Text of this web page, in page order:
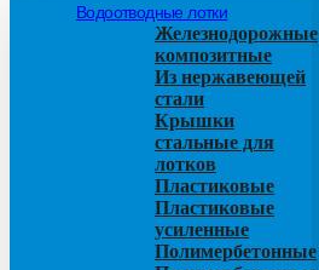
Водоотводные лотки
Железнодорожные
композитные
Из нержавеющей
стали
Крышки
стальные для
лотков
Пластиковые
Пластиковые
усиленные
Полимербетонные